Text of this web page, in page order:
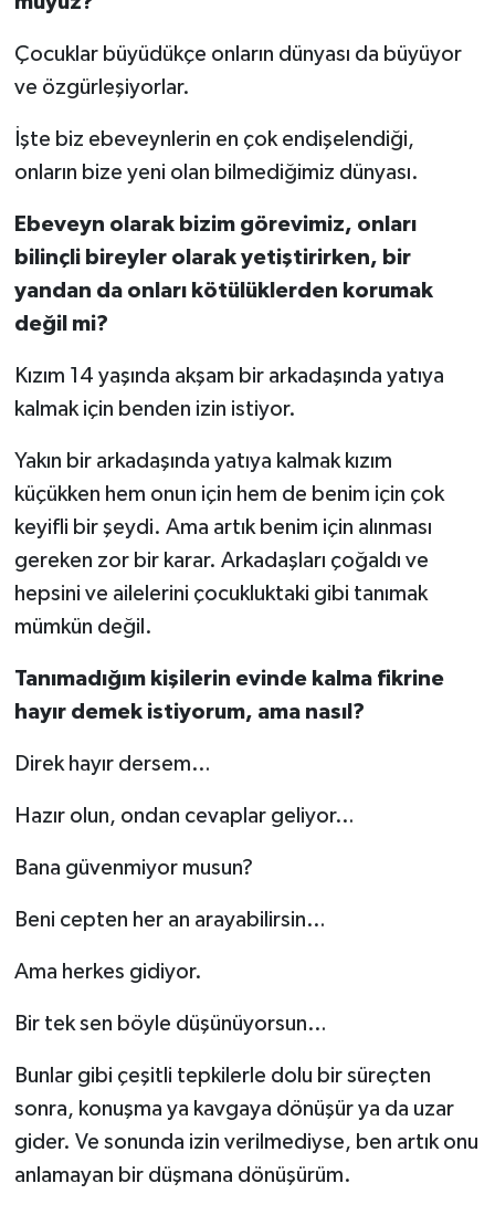
Çocuklar büyüdükçe onların dünyası da büyüyor
ve özgürleşiyorlar.
İşte biz ebeveynlerin en çok endişelendiği,
onların bize yeni olan bilmediğimiz dünyası.
Ebeveyn olarak bizim görevimiz, onları
bilinçli bireyler olarak yetiştirirken, bir
yandan da onları kötülüklerden korumak
değil mi?
Kızım 14 yaşında akşam bir arkadaşında yatıya
kalmak için benden izin istiyor.
Yakın bir arkadaşında yatıya kalmak kızım
küçükken hem onun için hem de benim için çok
keyifli bir şeydi. Ama artık benim için alınması
gereken zor bir karar. Arkadaşları çoğaldı ve
hepsini ve ailelerini çocukluktaki gibi tanımak
mümkün değil.
Tanımadığım kişilerin evinde kalma fikrine
hayır demek istiyorum, ama nasıl?
Direk hayır dersem…
Hazır olun, ondan cevaplar geliyor…
Bana güvenmiyor musun?
Beni cepten her an arayabilirsin…
Ama herkes gidiyor.
Bir tek sen böyle düşünüyorsun…
Bunlar gibi çeşitli tepkilerle dolu bir süreçten
sonra, konuşma ya kavgaya dönüşür ya da uzar
gider. Ve sonunda izin verilmediyse, ben artık onu
anlamayan bir düşmana dönüşürüm.